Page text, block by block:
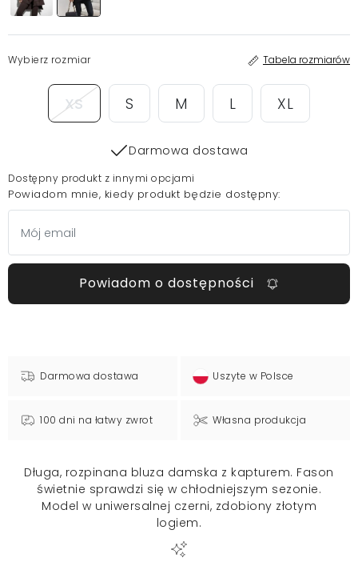
Wybierz rozmiar Tabela rozmiarów
XS S M L XL
Darmowa dostawa
Dostępny produkt z innymi opcjami
Powiadom mnie, kiedy produkt będzie dostępny:
Powiadom o dostępności
Darmowa dostawa Uszyte w Polsce
100 dni na łatwy zwrot Własna produkcja
Długa, rozpinana bluza damska z kapturem. Fason
świetnie sprawdzi się w chłodniejszym sezonie.
Model w uniwersalnej czerni, zdobiony złotym
logiem.